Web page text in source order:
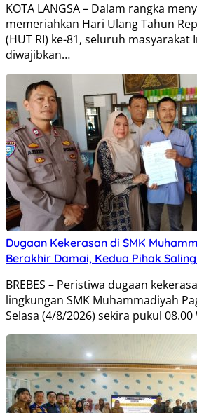
KOTA LANGSA – Dalam rangka
memeriahkan Hari Ulang Tahun
(HUT RI) ke-81, seluruh masyarakat
diwajibkan…
Dugaan Kekerasan di SMK
Berakhir Damai, Kedua Pihak
BREBES – Peristiwa dugaan
lingkungan SMK Muhammadiyah
Selasa (4/8/2026) sekira pukul 08.00